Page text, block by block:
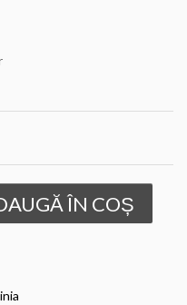
ÎN COȘ